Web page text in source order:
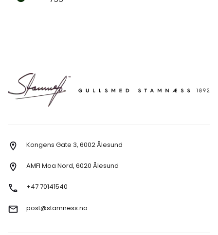
Kongens Gate 3, 6002 Ålesund
AMFI Moa Nord, 6020 Ålesund
+47 70141540
post@stamness.no